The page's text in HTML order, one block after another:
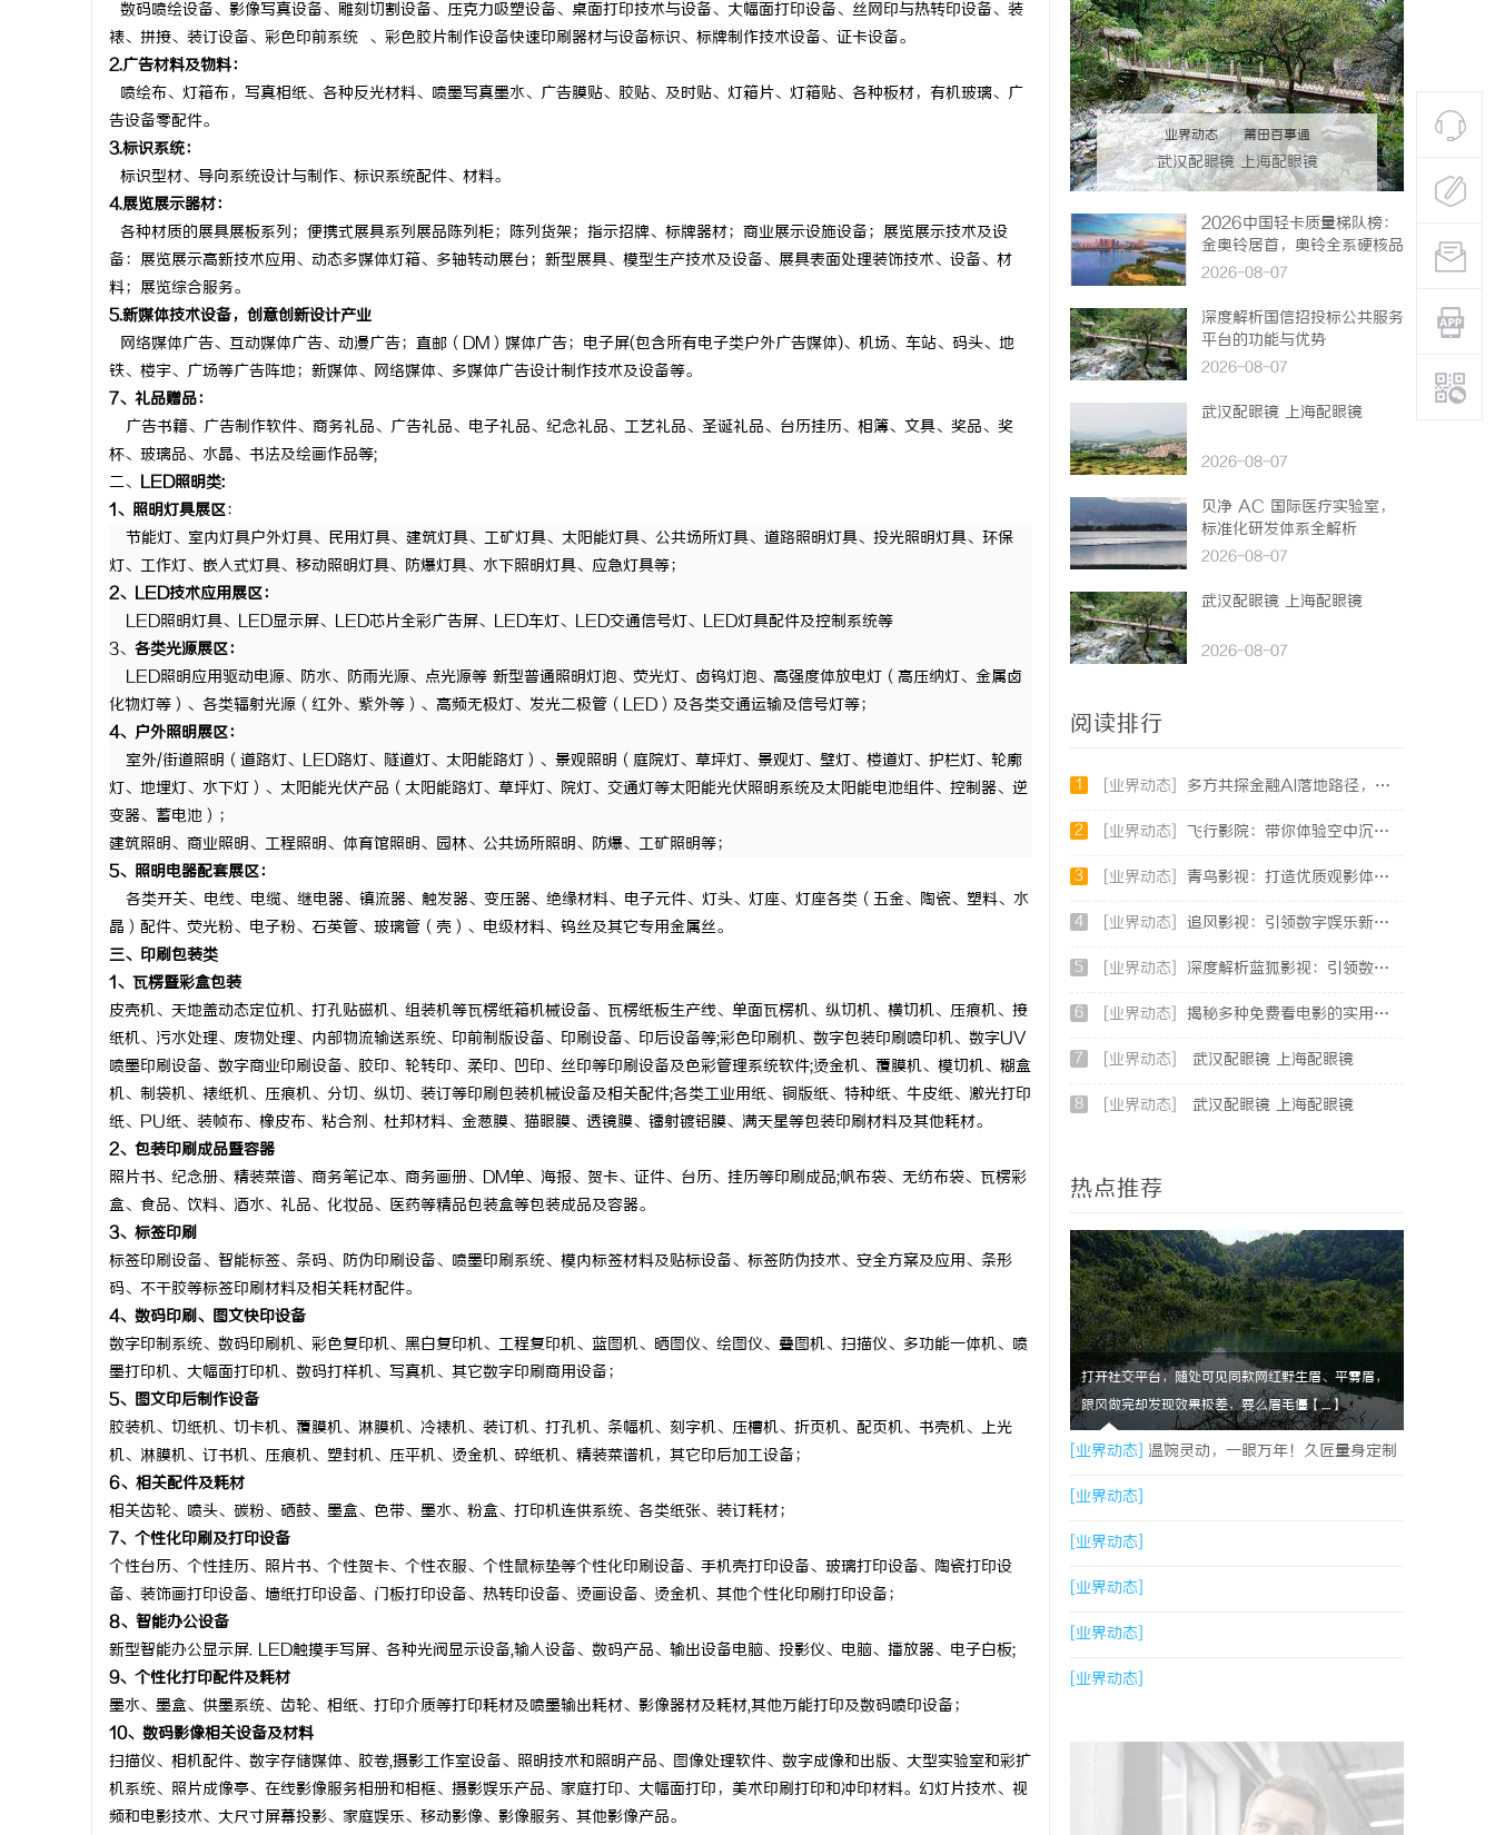
数码喷绘设备、影像写真设备、雕刻切割设备、压克力吸塑设备、桌面打印技术与设备、大幅面打印设备、丝网印与热转印设备、装
裱、拼接、装订设备、彩色印前系统 、彩色胶片制作设备快速印刷器材与设备标识、标牌制作技术设备、证卡设备。
2.广告材料及物料：
喷绘布、灯箱布，写真相纸、各种反光材料、喷墨写真墨水、广告膜贴、胶贴、及时贴、灯箱片、灯箱贴、各种板材，有机玻璃、广
告设备零配件。
3.标识系统：
标识型材、导向系统设计与制作、标识系统配件、材料。
4.展览展示器材：
各种材质的展具展板系列；便携式展具系列展品陈列柜；陈列货架；指示招牌、标牌器材；商业展示设施设备；展览展示技术及设
备：展览展示高新技术应用、动态多媒体灯箱、多轴转动展台；新型展具、模型生产技术及设备、展具表面处理装饰技术、设备、材
料；展览综合服务。
5.新媒体技术设备，创意创新设计产业
网络媒体广告、互动媒体广告、动漫广告；直邮（ DM）媒体广告；电子屏(包含所有电子类户外广告媒体)、机场、车站、码头、地
铁、楼宇、广场等广告阵地；新媒体、网络媒体、多媒体广告设计制作技术及设备等。
7、礼品赠品：
广告书籍、广告制作软件、商务礼品、广告礼品、电子礼品、纪念礼品、工艺礼品、圣诞礼品、台历挂历、相簿、文具、奖品、奖
杯、玻璃品、水晶、书法及绘画作品等;
二、 LED照明类:
1、照明灯具展区：
节能灯、室内灯具户外灯具、民用灯具、建筑灯具、工矿灯具、太阳能灯具、公共场所灯具、道路照明灯具、投光照明灯具、环保
灯、工作灯、嵌入式灯具、移动照明灯具、防爆灯具、水下照明灯具、应急灯具等；
2、LED技术应用展区：
LED照明灯具、 LED显示屏、LED芯片全彩广告屏、 LED车灯、 LED交通信号灯、LED灯具配件及控制系统等
3、 各类光源展区：
LED照明应用驱动电源、防水、防雨光源、点光源等 新型普通照明灯泡、荧光灯、卤钨灯泡、高强度体放电灯（高压纳灯、金属卤
化物灯等）、各类辐射光源（红外、紫外等）、高频无极灯、发光二极管（LED）及各类交通运输及信号灯等；
4、户外照明展区：
室外/街道照明（道路灯、 LED路灯、隧道灯、太阳能路灯）、景观照明（ 庭院灯、草坪灯、景观灯、壁灯、 楼道灯、护栏灯、轮廓
灯、地埋灯、水下灯）、太阳能光伏产品（太阳能路灯、草坪灯、院灯、交通灯等太阳能光伏照明系统及太阳能电池组件、控制器、逆
变器、 蓄电池 ）；
建筑照明、 商业照明、工程照明、体育馆照明、园林、公共场所照明、防爆、工矿照明等；
5、照明电器配套展区：
各类开关、电线、电缆、继电器、 镇流器、触发器、变压器、绝缘材料、电子元件、灯头、灯座、灯座各类（五金、陶瓷、塑料、水
晶）配件、荧光粉、电子粉、石英管、玻璃管（壳）、电级材料、钨丝及其它专用金属丝。
三、印刷包装类
1、瓦楞暨彩盒包装
皮壳机、天地盖动态定位机、打孔贴磁机、组装机等瓦楞纸箱机械设备、瓦楞纸板生产线、单面瓦楞机、纵切机、横切机、压痕机、接
纸机、污水处理、废物处理、内部物流输送系统、印前制版设备、印刷设备、印后设备等;彩色印刷机、数字包装印刷喷印机、数字UV
喷墨印刷设备、数字商业印刷设备、胶印、轮转印、柔印、凹印、丝印等印刷设备及色彩管理系统软件;烫金机、覆膜机、模切机、糊盒
机、制袋机、裱纸机、压痕机、分切、纵切、装订等印刷包装机械设备及相关配件;各类工业用纸、铜版纸、特种纸、牛皮纸、激光打印
纸、PU纸、装帧布、橡皮布、粘合剂、杜邦材料、金葱膜、猫眼膜、透镜膜、镭射镀铝膜、满天星等包装印刷材料及其他耗材。
2、包装印刷成品暨容器
照片书、纪念册、精装菜谱、商务笔记本、商务画册、 DM单、海报、贺卡、证件、台历、挂历等印刷成品;帆布袋、无纺布袋、瓦楞彩
盒、食品、饮料、酒水、礼品、化妆品、医药等精品包装盒等包装成品及容器。
3、标签印刷
标签印刷设备、智能标签、条码、防伪印刷设备、喷墨印刷系统、模内标签材料及贴标设备、标签防伪技术、安全方案及应用、条形
码、不干胶等标签印刷材料及相关耗材配件。
4、数码印刷、图文快印设备
数字印制系统、数码印刷机、彩色复印机、黑白复印机、工程复印机、蓝图机、晒图仪、绘图仪、叠图机、扫描仪、多功能一体机、喷
墨打印机、大幅面打印机、数码打样机、写真机、其它数字印刷商用设备；
5、图文印后制作设备
胶装机、切纸机、切卡机、覆膜机、淋膜机、冷裱机、装订机、打孔机、条幅机、刻字机、压槽机、折页机、配页机、书壳机、上光
机、淋膜机、订书机、压痕机、塑封机、压平机、烫金机、碎纸机、精装菜谱机，其它印后加工设备；
6、相关配件及耗材
相关齿轮、喷头、碳粉、硒鼓、墨盒、色带、墨水、粉盒、打印机连供系统、各类纸张、装订耗材；
7、个性化印刷及打印设备
个性台历、个性挂历、照片书、个性贺卡、个性衣服、个性鼠标垫等个性化印刷设备、手机壳打印设备、玻璃打印设备、陶瓷打印设
备、装饰画打印设备、墙纸打印设备、门板打印设备、热转印设备、烫画设备、烫金机、其他个性化印刷打印设备；
8、智能办公设备
新型智能办公显示屏. LED触摸手写屏、各种光阀显示设备,输入设备、数码产品、输出设备电脑、投影仪、电脑、播放器、电子白板;
9、个性化打印配件及耗材
墨水、墨盒、供墨系统、齿轮、相纸、打印介质等打印耗材及喷墨输出耗材、影像器材及耗材,其他万能打印及数码喷印设备；
10、数码影像相关设备及材料
扫描仪、相机配件、数字存储媒体、胶卷,摄影工作室设备、照明技术和照明产品、图像处理软件、数字成像和出版、大型实验室和彩扩
机系统、照片成像亭、在线影像服务相册和相框、摄影娱乐产品、家庭打印、大幅面打印，美术印刷打印和冲印材料。幻灯片技术、视
频和电影技术、大尺寸屏幕投影、家庭娱乐、移动影像、影像服务、其他影像产品。
业界动态 | 莆田百事通
武汉配眼镜 上海配眼镜
2026中国轻卡质量梯队榜：
金奥铃居首，奥铃全系硬核品
质全解析
2026-08-07
深度解析国信招投标公共服务
平台的功能与优势
2026-08-07
武汉配眼镜 上海配眼镜
2026-08-07
贝净 AC 国际医疗实验室，
标准化研发体系全解析
2026-08-07
武汉配眼镜 上海配眼镜
2026-08-07
阅读排行
1 [业界动态] 多方共探金融AI落地路径，天创信用星图AI助力产业金融智能升级
2 [业界动态] 飞行影院：带你体验空中沉浸式视听盛宴的未来娱乐方式
3 [业界动态] 青鸟影视：打造优质观影体验的行业新标杆
4 [业界动态] 追风影视：引领数字娱乐新时代的影视平台全解析
5 [业界动态] 深度解析蓝狐影视：引领数字娱乐新时代的先锋力量
6 [业界动态] 揭秘多种免费看电影的实用方法与平台推荐
7 [业界动态] 武汉配眼镜 上海配眼镜
8 [业界动态] 武汉配眼镜 上海配眼镜
热点推荐
打开社交平台，随处可见同款网红野生眉、平雾眉，
跟风做完却发现效果极差，要么眉毛僵【....】
[业界动态] 温婉灵动，一眼万年！久匠量身定制
的眉眼唇，才是你整张脸的点睛之笔！淡颜系女
生的气质加分项
[业界动态]
[业界动态]
[业界动态]
[业界动态]
[业界动态]